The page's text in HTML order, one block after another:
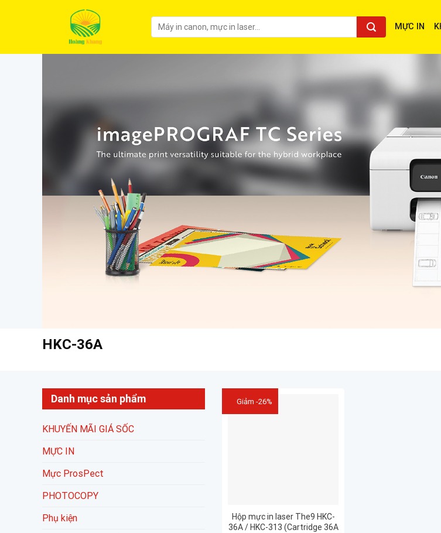
MỰC IN
HKC-36A
Danh mục sản phẩm
KHUYẾN MÃI GIÁ SỐC
MỰC IN
Mực ProsPect
PHOTOCOPY
Phụ kiện
Giảm -26%
Hộp mực in laser The9 HKC-
36A / HKC-313 (Cartridge 36A